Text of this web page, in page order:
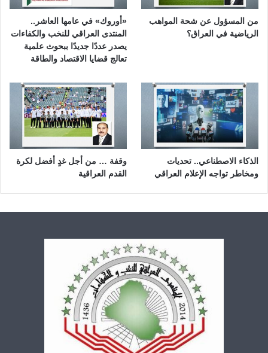
من المسؤول عن شحة المواهب
الرياضية في العراق؟
«أوروك» في عامها العاشر..
المنتدى العراقي للنخب والكفاءات
يصدر عددًا جديدًا ببحوث علمية
تعالج قضايا الاقتصاد والطاقة
الذكاء الاصطناعي.. تحديات
ومخاطر تواجه الإعلام العراقي
وقفة … من أجل غدٍ أفضل لكرة
القدم العراقية